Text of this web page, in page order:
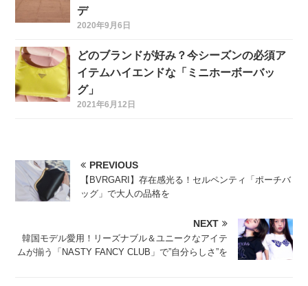
デ
2020年9月6日
どのブランドが好み？今シーズンの必須ア
イテムハイエンドな「ミニホーボーバッ
グ」
2021年6月12日
PREVIOUS
【BVRGARI】存在感光る！セルペンティ「ポーチバ
ッグ」で大人の品格を
NEXT
韓国モデル愛用！リーズナブル＆ユニークなアイテ
ムが揃う「NASTY FANCY CLUB」で”自分らしさ”を